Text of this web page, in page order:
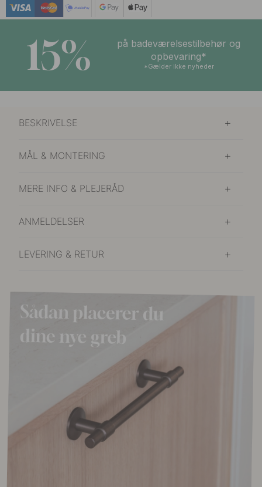
15%
på badeværelsestilbehør og
opbevaring*
*Gælder ikke nyheder
BESKRIVELSE
MÅL & MONTERING
MERE INFO & PLEJERÅD
ANMELDELSER
LEVERING & RETUR